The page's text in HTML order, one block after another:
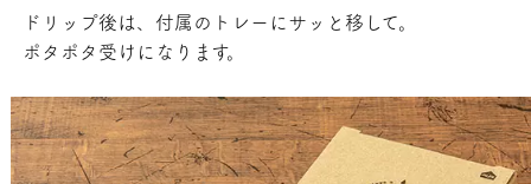
ドリップ後は、付属のトレーにサッと移して。
ポタポタ受けになります。